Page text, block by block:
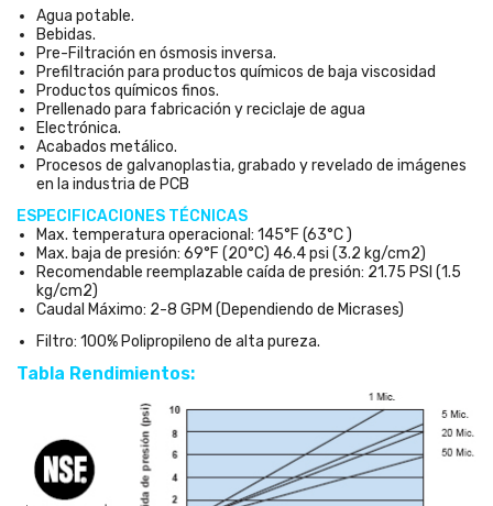
Agua potable.
Bebidas.
Pre-Filtración en ósmosis inversa.
Prefiltración para productos químicos de baja viscosidad
Productos químicos finos.
Prellenado para fabricación y reciclaje de agua
Electrónica.
Acabados metálico.
Procesos de galvanoplastia, grabado y revelado de imágenes
en la industria de PCB
ESPECIFICACIONES TÉCNICAS
Max. temperatura operacional: 145°F (63°C )
Max. baja de presión: 69°F (20°C) 46.4 psi (3.2 kg/cm2)
Recomendable reemplazable caída de presión: 21.75 PSI (1.5
kg/cm2)
Caudal Máximo: 2-8 GPM (Dependiendo de Micrases)
Filtro: 100% Polipropileno de alta pureza.
Tabla Rendimientos: